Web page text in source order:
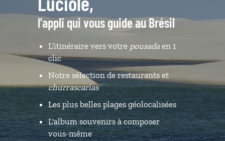
l'appli qui vous guide au Brésil
L’itinéraire vers votre pousada en 1
clic
Notre sélection de restaurants et
churrascarias
Les plus belles plages géolocalisées
L'album souvenirs à composer
vous-même